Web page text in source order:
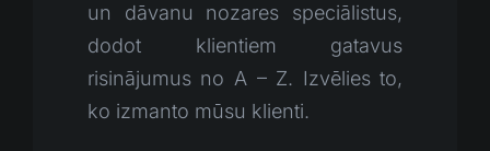
un dāvanu nozares speciālistus,
dodot klientiem gatavus
risinājumus no A – Z. Izvēlies to,
ko izmanto mūsu klienti.